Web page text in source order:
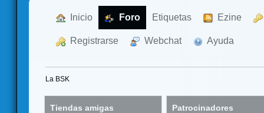
Inicio Foro Etiquetas Ezine
Registrarse Webchat Ayuda
La BSK
Tiendas amigas Patrocinadores